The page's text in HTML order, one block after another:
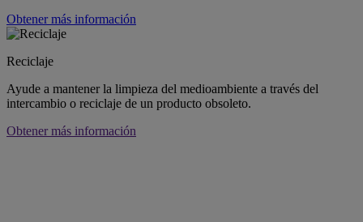
Obtener más información
Reciclaje
Ayude a mantener la limpieza del medioambiente a través del
intercambio o reciclaje de un producto obsoleto.
Obtener más información